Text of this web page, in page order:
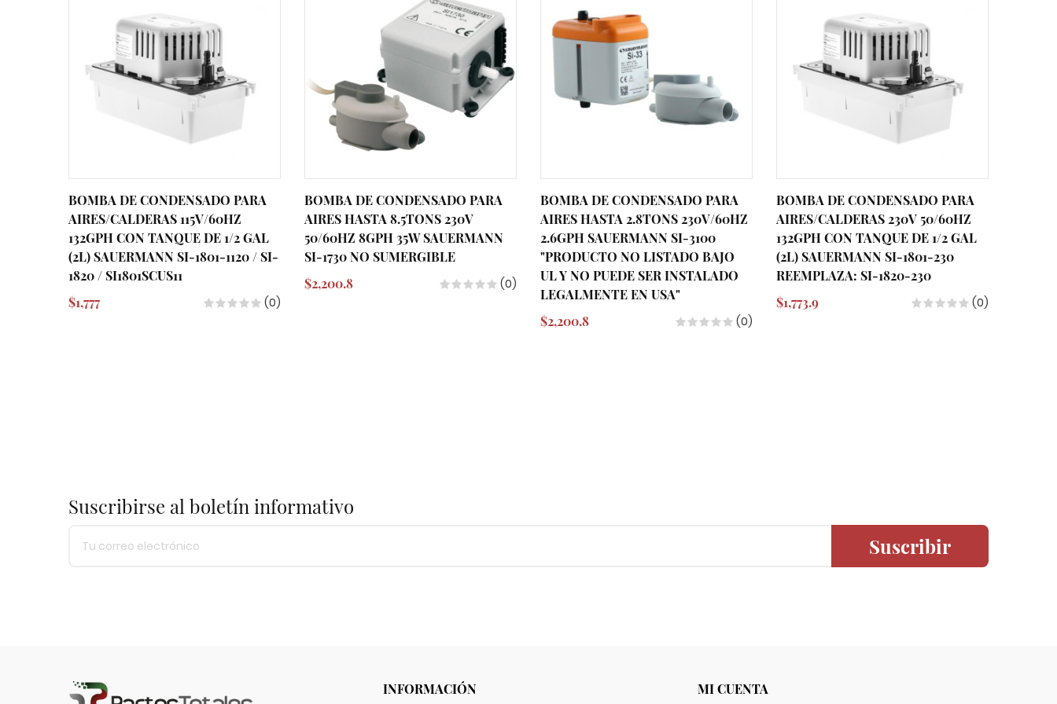
BOMBA DE CONDENSADO PARA
AIRES/CALDERAS 115V/60HZ
132GPH CON TANQUE DE 1/2 GAL
(2L) SAUERMANN SI-1801-1120 / SI-
1820 / SI1801SCUS11
$1,777
(0)
BOMBA DE CONDENSADO PARA
AIRES HASTA 8.5TONS 230V
50/60HZ 8GPH 35W SAUERMANN
SI-1730 NO SUMERGIBLE
$2,200.8
(0)
BOMBA DE CONDENSADO PARA
AIRES HASTA 2.8TONS 230V/60HZ
2.6GPH SAUERMANN SI-3100
"PRODUCTO NO LISTADO BAJO
UL Y NO PUEDE SER INSTALADO
LEGALMENTE EN USA"
$2,200.8
(0)
BOMBA DE CONDENSADO PARA
AIRES/CALDERAS 230V 50/60HZ
132GPH CON TANQUE DE 1/2 GAL
(2L) SAUERMANN SI-1801-230
REEMPLAZA: SI-1820-230
$1,773.9
(0)
Suscribirse al boletín informativo
Suscribir
INFORMACIÓN MI CUENTA